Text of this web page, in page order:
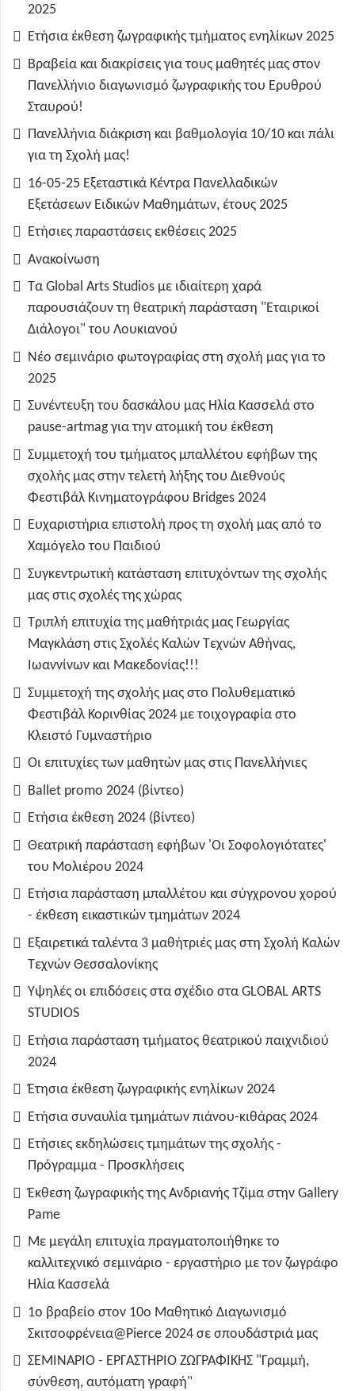
2025
Ετήσια έκθεση ζωγραφικής τμήματος ενηλίκων 2025
Βραβεία και διακρίσεις για τους μαθητές μας στον
Πανελλήνιο διαγωνισμό ζωγραφικής του Ερυθρού
Σταυρού!
Πανελλήνια διάκριση και βαθμολογία 10/10 και πάλι
για τη Σχολή μας!
16-05-25 Εξεταστικά Κέντρα Πανελλαδικών
Εξετάσεων Ειδικών Μαθημάτων, έτους 2025
Ετήσιες παραστάσεις εκθέσεις 2025
Ανακοίνωση
Τα Global Arts Studios με ιδιαίτερη χαρά
παρουσιάζουν τη θεατρική παράσταση "Εταιρικοί
Διάλογοι" του Λουκιανού
Νέο σεμινάριο φωτογραφίας στη σχολή μας για το
2025
Συνέντευξη του δασκάλου μας Ηλία Κασσελά στο
pause-artmag για την ατομική του έκθεση
Συμμετοχή του τμήματος μπαλλέτου εφήβων της
σχολής μας στην τελετή λήξης του Διεθνούς
Φεστιβάλ Κινηματογράφου Bridges 2024
Ευχαριστήρια επιστολή προς τη σχολή μας από το
Χαμόγελο του Παιδιού
Συγκεντρωτική κατάσταση επιτυχόντων της σχολής
μας στις σχολές της χώρας
Τριπλή επιτυχία της μαθήτριάς μας Γεωργίας
Μαγκλάση στις Σχολές Καλών Τεχνών Αθήνας,
Ιωαννίνων και Μακεδονίας!!!
Συμμετοχή της σχολής μας στο Πολυθεματικό
Φεστιβάλ Κορινθίας 2024 με τοιχογραφία στο
Κλειστό Γυμναστήριο
Οι επιτυχίες των μαθητών μας στις Πανελλήνιες
Ballet promo 2024 (βίντεο)
Ετήσια έκθεση 2024 (βίντεο)
Θεατρική παράσταση εφήβων 'Οι Σοφολογιότατες'
του Μολιέρου 2024
Ετήσια παράσταση μπαλλέτου και σύγχρονου χορού
- έκθεση εικαστικών τμημάτων 2024
Εξαιρετικά ταλέντα 3 μαθήτριές μας στη Σχολή Καλών
Τεχνών Θεσσαλονίκης
Υψηλές οι επιδόσεις στα σχέδιο στα GLOBAL ARTS
STUDIOS
Ετήσια παράσταση τμήματος θεατρικού παιχνιδιού
2024
Έτησια έκθεση ζωγραφικής ενηλίκων 2024
Ετήσια συναυλία τμημάτων πιάνου-κιθάρας 2024
Ετήσιες εκδηλώσεις τμημάτων της σχολής -
Πρόγραμμα - Προσκλήσεις
Έκθεση ζωγραφικής της Ανδριανής Τζίμα στην Gallery
Pame
Με μεγάλη επιτυχία πραγματοποιήθηκε το
καλλιτεχνικό σεμινάριο - εργαστήριο με τον ζωγράφο
Ηλία Κασσελά
1ο βραβείο στον 10ο Μαθητικό Διαγωνισμό
Σκιτσοφρένεια@Pierce 2024 σε σπουδάστριά μας
ΣΕΜΙΝΑΡΙΟ - ΕΡΓΑΣΤΗΡΙΟ ΖΩΓΡΑΦΙΚΗΣ "Γραμμή,
σύνθεση, αυτόματη γραφή"